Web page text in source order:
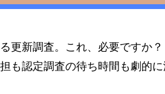
更新調査。これ、必要ですか
も認定調査の待ち時間も劇的に